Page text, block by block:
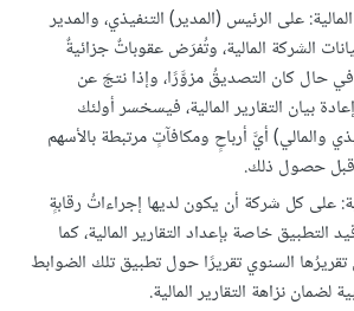
على الرئيس (المدير) التنفيذي، والمدير
الشركة المالية، وتُفرَض عقوباتٌ جزائيةٌ
حال كان التصديقُ مزوَّرًا، وإذا نتجَ عن
بيان التقارير المالية، فيسخسر أولئك
والمالي) أيَّ أرباحٍ ومكافآتٍ مرتبطة بالأسهم
قبل حصول ذلك.
على كل شركة أن يكون لديها إجراءاتُ رقابةٍ
التطبيق خاصة بإعداد التقارير المالية، كما
السنوي تقريرًا حول تطبيق تلك الضوابط
لضمان نزاهة التقارير المالية.